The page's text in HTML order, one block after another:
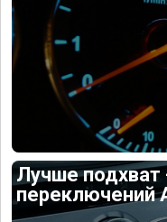
Лучше подхват
переключений